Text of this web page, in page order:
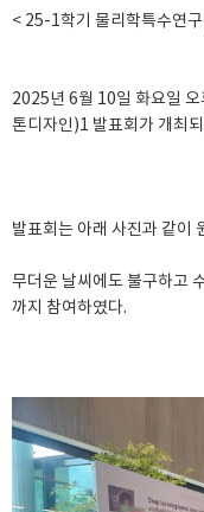
< 25-1학기 물리학특수연
2025년 6월 10일 화요일
톤디자인)1 발표회가 개최
발표회는 아래 사진과 같이
무더운 날씨에도 불구하고
까지 참여하였다.